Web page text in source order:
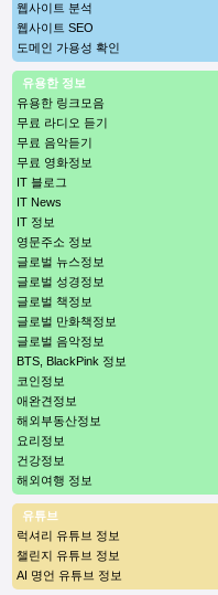
웹사이트 분석
웹사이트 SEO
도메인 가용성 확인
유용한 정보
유용한 링크모음
무료 라디오 듣기
무료 음악듣기
무료 영화정보
IT 블로그
IT News
IT 정보
영문주소 정보
글로벌 뉴스정보
글로벌 성경정보
글로벌 책정보
글로벌 만화책정보
글로벌 음악정보
BTS, BlackPink 정보
코인정보
애완견정보
해외부동산정보
요리정보
건강정보
해외여행 정보
유튜브
럭셔리 유튜브 정보
챌린지 유튜브 정보
AI 명언 유튜브 정보